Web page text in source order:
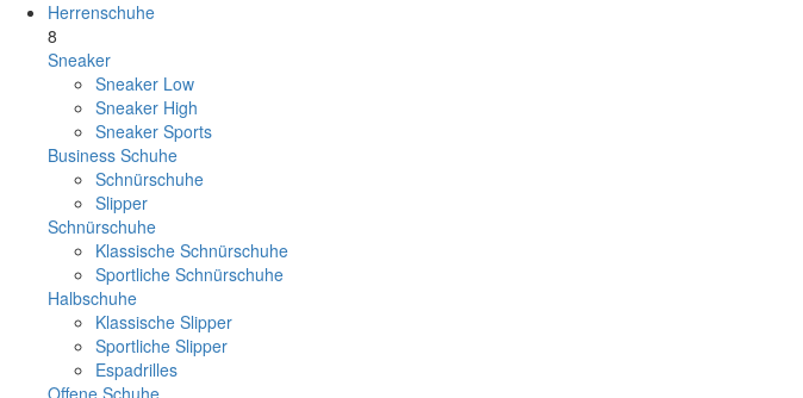
Herrenschuhe
8
Sneaker
Sneaker Low
Sneaker High
Sneaker Sports
Business Schuhe
Schnürschuhe
Slipper
Schnürschuhe
Klassische Schnürschuhe
Sportliche Schnürschuhe
Halbschuhe
Klassische Slipper
Sportliche Slipper
Espadrilles
Offene Schuhe